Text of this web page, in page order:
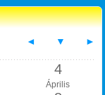
◄ ▼ ►
4
Április